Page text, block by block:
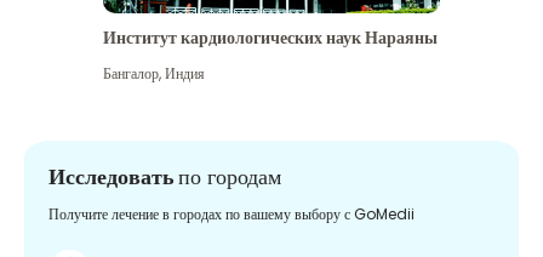
Институт кардиологических наук Нараяны
Бангалор,Индия
Исследоватьпо городам
Получите лечение в городах по вашему выбору с GoMedii